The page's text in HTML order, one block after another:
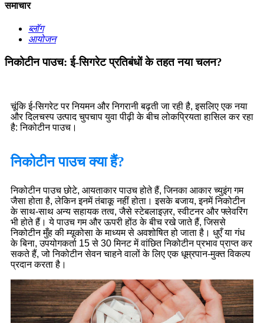
समाचार
ब्लॉग
आयोजन
निकोटीन पाउच: ई-सिगरेट प्रतिबंधों के तहत नया चलन?
चूंकि ई-सिगरेट पर नियमन और निगरानी बढ़ती जा रही है, इसलिए एक नया
और दिलचस्प उत्पाद चुपचाप युवा पीढ़ी के बीच लोकप्रियता हासिल कर रहा
है: निकोटीन पाउच।
निकोटीन पाउच क्या हैं?
निकोटीन पाउच छोटे, आयताकार पाउच होते हैं, जिनका आकार च्युइंग गम
जैसा होता है, लेकिन इनमें तंबाकू नहीं होता। इसके बजाय, इनमें निकोटीन
के साथ-साथ अन्य सहायक तत्व, जैसे स्टेबलाइज़र, स्वीटनर और फ्लेवरिंग
भी होते हैं। ये पाउच गम और ऊपरी होंठ के बीच रखे जाते हैं, जिससे
निकोटीन मुँह की म्यूकोसा के माध्यम से अवशोषित हो जाता है। धुएँ या गंध
के बिना, उपयोगकर्ता 15 से 30 मिनट में वांछित निकोटीन प्रभाव प्राप्त कर
सकते हैं, जो निकोटीन सेवन चाहने वालों के लिए एक धूम्रपान-मुक्त विकल्प
प्रदान करता है।